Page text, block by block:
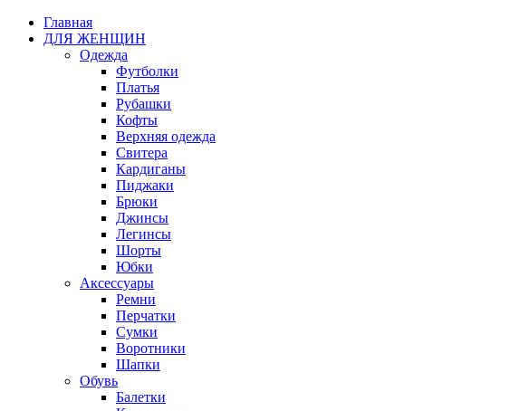
Главная
ДЛЯ ЖЕНЩИН
Одежда
Футболки
Платья
Рубашки
Кофты
Верхняя одежда
Свитера
Кардиганы
Пиджаки
Брюки
Джинсы
Легинсы
Шорты
Юбки
Аксессуары
Ремни
Перчатки
Сумки
Воротники
Шапки
Обувь
Балетки